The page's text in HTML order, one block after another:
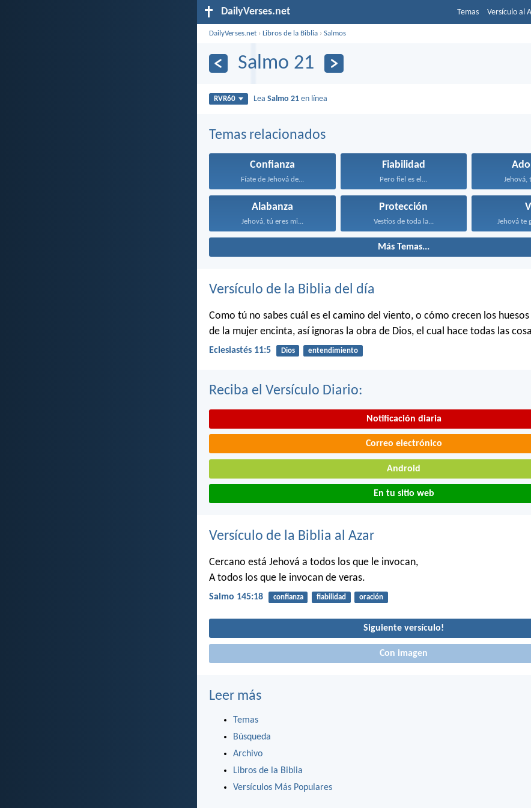
DailyVerses.net Temas Versículo al
DailyVerses.net ›Libros de la Biblia ›Salmos
Salmo 21
RVR60 LeaSalmo 21 en línea
Temas relacionados
Confianza
Fíate de Jehová de...
Fiabilidad
Pero fiel es el... Jehová,
Alabanza
Jehová, tú eres mi...
Protección
Vestíos de toda la... Jehová te
Más Temas...
Versículo de la Biblia del día
Como tú no sabes cuál es el camino del viento, o cómo crecen los
de la mujer encinta, así ignoras la obra de Dios, el cual hace todas las
Eclesiastés 11:5 Dios entendimiento
Reciba el Versículo Diario:
Notificación diaria
Correo electrónico
Android
En tu sitio web
Versículo de la Biblia al Azar
Cercano está Jehová a todos los que le invocan,
A todos los que le invocan de veras.
Salmo 145:18 confianza fiabilidad oración
Siguiente versículo!
Con imagen
Leer más
Temas
Búsqueda
Archivo
Libros de la Biblia
Versículos Más Populares